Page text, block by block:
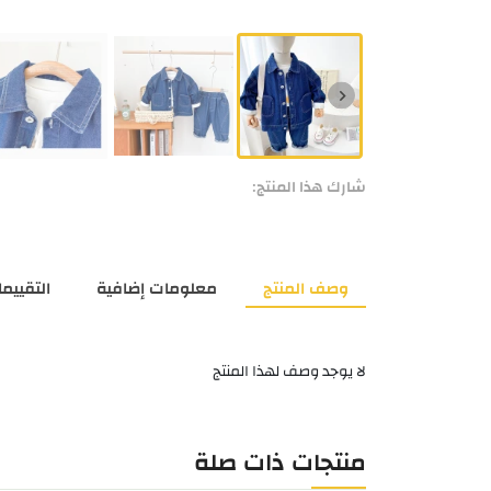
شارك هذا المنتج:
وصف المنتج معلومات إضافية
لا يوجد وصف لهذا المنتج
منتجات ذات صلة